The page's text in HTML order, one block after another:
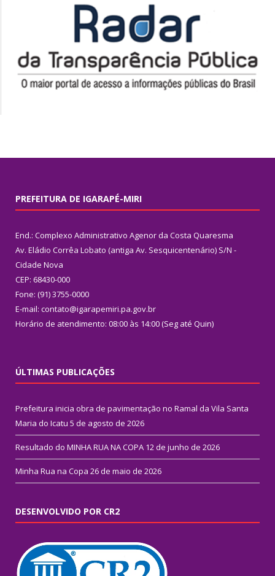
PREFEITURA DE IGARAPÉ-MIRI
End.: Complexo Administrativo Agenor da Costa Quaresma
Av. Eládio Corrêa Lobato (antiga Av. Sesquicentenário) S/N -
Cidade Nova
CEP: 68430-000
Fone: (91) 3755-0000
E-mail: contato@igarapemiri.pa.gov.br
Horário de atendimento: 08:00 às 14:00 (Seg até Quin)
ÚLTIMAS PUBLICAÇÕES
Prefeitura inicia obra de pavimentação no Ramal da Vila Santa
Maria do Icatu 5 de agosto de 2026
Resultado do MINHA RUA NA COPA 12 de junho de 2026
Minha Rua na Copa 26 de maio de 2026
DESENVOLVIDO POR CR2